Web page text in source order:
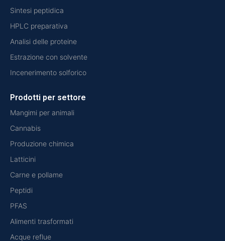
Sintesi peptidica
HPLC preparativa
Analisi delle proteine
Estrazione con solvente
Incenerimento solforico
Prodotti per settore
Mangimi per animali
Cannabis
Produzione chimica
Latticini
Carne e pollame
Peptidi
PFAS
Alimenti trasformati
Acque reflue